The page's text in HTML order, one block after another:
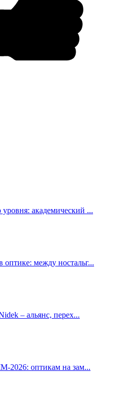
академический ...
между ностальг...
– альянс, перех...
2026: оптикам на зам...